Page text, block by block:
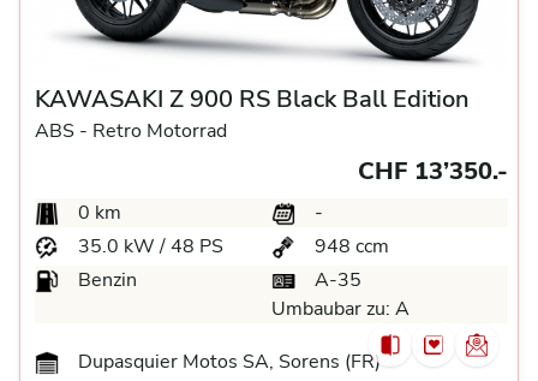
KAWASAKI Z 900 RS Black Ball Edition
ABS - Retro Motorrad
CHF 13’350.-
0 km
-
35.0 kW / 48 PS
948 ccm
Benzin
A-35
Umbaubar zu: A
Dupasquier Motos SA, Sorens (FR)